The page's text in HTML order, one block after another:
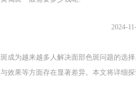
数愈少，治疗效果愈佳。
2024-
为越来越多人解决面部色斑问题的选择
效果等方面存在显著差异。本文将详细